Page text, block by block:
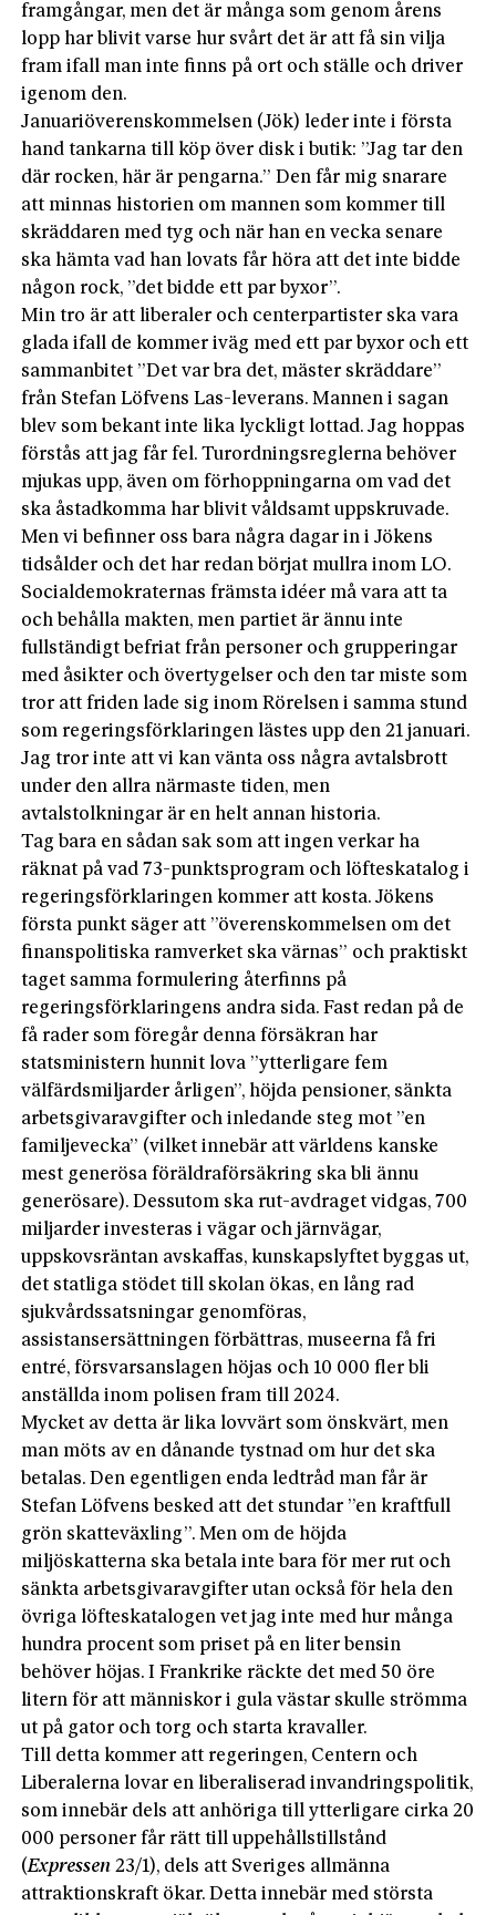
framgångar, men det är många som genom årens
lopp har blivit varse hur svårt det är att få sin vilja
fram ifall man inte finns på ort och ställe och driver
igenom den.
Januariöverenskommelsen (Jök) leder inte i första
hand tankarna till köp över disk i butik: ”Jag tar den
där rocken, här är pengarna.” Den får mig snarare
att minnas historien om mannen som kommer till
skräddaren med tyg och när han en vecka senare
ska hämta vad han lovats får höra att det inte bidde
någon rock, ”det bidde ett par byxor”.
Min tro är att liberaler och centerpartister ska vara
glada ifall de kommer iväg med ett par byxor och ett
sammanbitet ”Det var bra det, mäster skräddare”
från Stefan Löfvens Las-leverans. Mannen i sagan
blev som bekant inte lika lyckligt lottad. Jag hoppas
förstås att jag får fel. Turordningsreglerna behöver
mjukas upp, även om förhoppningarna om vad det
ska åstadkomma har blivit våldsamt uppskruvade.
Men vi befinner oss bara några dagar in i Jökens
tidsålder och det har redan börjat mullra inom LO.
Socialdemokraternas främsta idéer må vara att ta
och behålla makten, men partiet är ännu inte
fullständigt befriat från personer och grupperingar
med åsikter och övertygelser och den tar miste som
tror att friden lade sig inom Rörelsen i samma stund
som regeringsförklaringen lästes upp den 21 januari.
Jag tror inte att vi kan vänta oss några avtalsbrott
under den allra närmaste tiden, men
avtalstolkningar är en helt annan historia.
Tag bara en sådan sak som att ingen verkar ha
räknat på vad 73-punktsprogram och löfteskatalog i
regeringsförklaringen kommer att kosta. Jökens
första punkt säger att ”överenskommelsen om det
finanspolitiska ramverket ska värnas” och praktiskt
taget samma formulering återfinns på
regeringsförklaringens andra sida. Fast redan på de
få rader som föregår denna försäkran har
statsministern hunnit lova ”ytterligare fem
välfärdsmiljarder årligen”, höjda pensioner, sänkta
arbetsgivaravgifter och inledande steg mot ”en
familjevecka” (vilket innebär att världens kanske
mest generösa föräldraförsäkring ska bli ännu
generösare). Dessutom ska rut-avdraget vidgas, 700
miljarder investeras i vägar och järnvägar,
uppskovsräntan avskaffas, kunskapslyftet byggas ut,
det statliga stödet till skolan ökas, en lång rad
sjukvårdssatsningar genomföras,
assistansersättningen förbättras, museerna få fri
entré, försvarsanslagen höjas och 10 000 fler bli
anställda inom polisen fram till 2024.
Mycket av detta är lika lovvärt som önskvärt, men
man möts av en dånande tystnad om hur det ska
betalas. Den egentligen enda ledtråd man får är
Stefan Löfvens besked att det stundar ”en kraftfull
grön skatteväxling”. Men om de höjda
miljöskatterna ska betala inte bara för mer rut och
sänkta arbetsgivaravgifter utan också för hela den
övriga löfteskatalogen vet jag inte med hur många
hundra procent som priset på en liter bensin
behöver höjas. I Frankrike räckte det med 50 öre
litern för att människor i gula västar skulle strömma
ut på gator och torg och starta kravaller.
Till detta kommer att regeringen, Centern och
Liberalerna lovar en liberaliserad invandringspolitik,
som innebär dels att anhöriga till ytterligare cirka 20
000 personer får rätt till uppehållstillstånd
(Expressen 23/1), dels att Sveriges allmänna
attraktionskraft ökar. Detta innebär med största